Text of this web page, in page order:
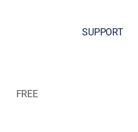
SUPPORT
FREE